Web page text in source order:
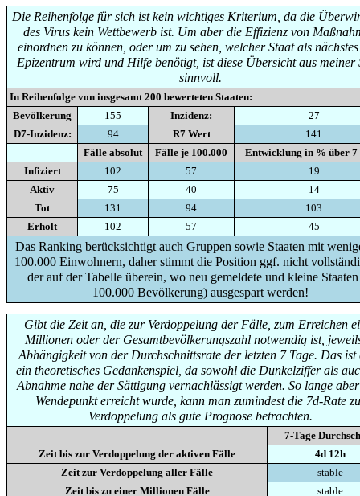
Die Reihenfolge für sich ist kein wichtiges Kriterium, da die
des Virus kein Wettbewerb ist. Um aber die Effizienz von
einordnen zu können, oder um zu sehen, welcher Staat als
Epizentrum wird und Hilfe benötigt, ist diese Übersicht aus meiner
sinnvoll.
In Reihenfolge von insgesamt 200 bewerteten Staaten:
Bevölkerung
155 Inzidenz:
27
D7-Inzidenz:
94 R7 Wert
141
Fälle absolut
Fälle je 100.000
Entwicklung in % über 7
Infiziert
102 57
19
Aktiv
75 40
14
Tot
131 94
103
Erholt
102 57 45
Das Ranking berücksichtigt auch Gruppen sowie Staaten mit
100.000 Einwohnern, daher stimmt die Position ggf. nicht
der auf der Tabelle überein, wo neu gemeldete und kleine
100.000 Bevölkerung) ausgespart werden!
Gibt die Zeit an, die zur Verdoppelung der Fälle, zum Erreichen
Millionen oder der Gesamtbevölkerungszahl notwendig ist,
Abhängigkeit von der Durchschnittsrate der letzten 7 Tage. Das ist
ein theoretisches Gedankenspiel, da sowohl die Dunkelziffer als
Abnahme nahe der Sättigung vernachlässigt werden. So lange
Wendepunkt erreicht wurde, kann man zumindest die 7d-Rate
Verdoppelung als gute Prognose betrachten.
7-Tage
Zeit bis zur Verdoppelung der aktiven Fälle
4d 12h
Zeit zur Verdoppelung aller Fälle
stable
Zeit bis zu einer Millionen Fälle
stable